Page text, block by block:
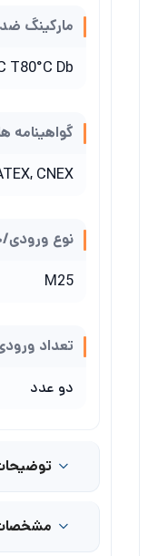
مارکینگ ضد
T80°C Db
گواهینامه
, CNEX
نوع
M25
تعداد
دو عدد